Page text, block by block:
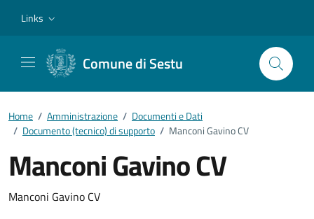
Links
Comune di Sestu
Home / Amministrazione / Documenti e Dati
/ Documento (tecnico) di supporto / Manconi Gavino CV
Manconi Gavino CV
Dettagli del documento
Manconi Gavino CV